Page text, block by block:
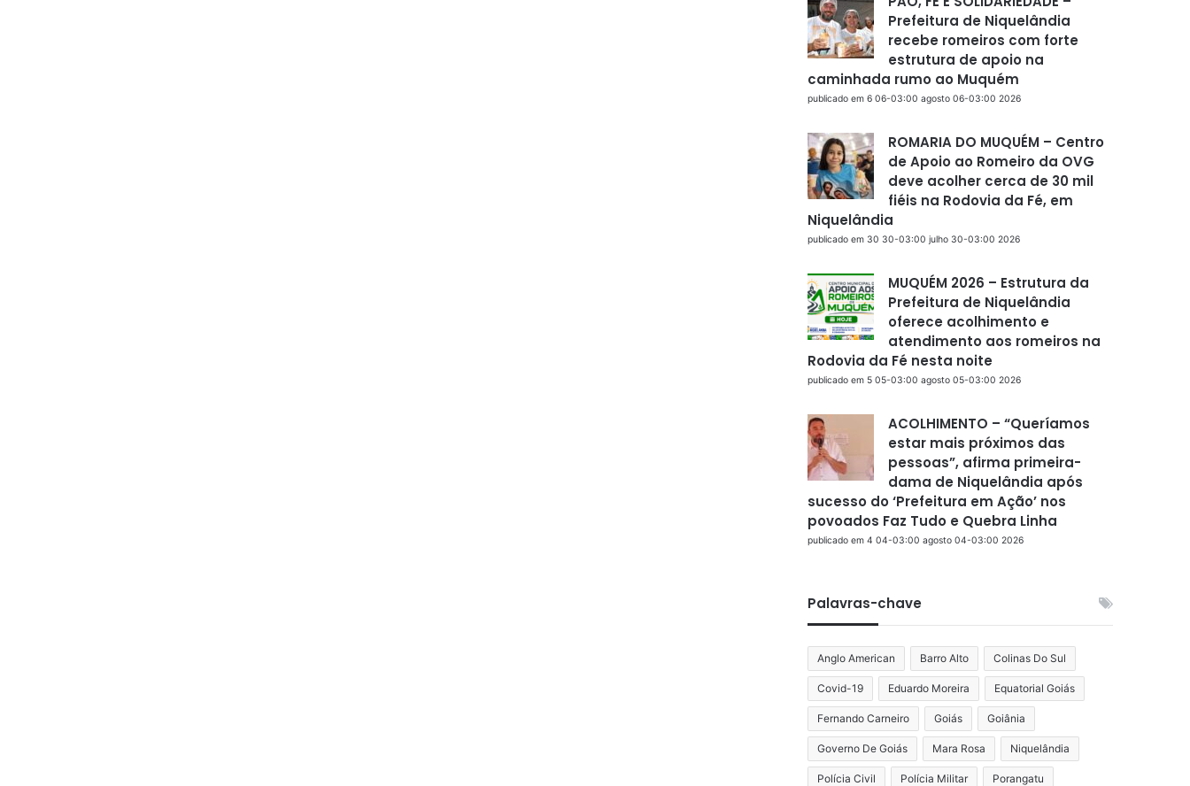
Prefeitura de Niquelândia
recebe romeiros com forte
estrutura de apoio na
caminhada rumo ao Muquém
publicado em 6 06-03:00 agosto 06-03:00 2026
ROMARIA DO MUQUÉM – Centro
de Apoio ao Romeiro da OVG
deve acolher cerca de 30 mil
fiéis na Rodovia da Fé, em
Niquelândia
publicado em 30 30-03:00 julho 30-03:00 2026
MUQUÉM 2026 – Estrutura da
Prefeitura de Niquelândia
oferece acolhimento e
atendimento aos romeiros na
Rodovia da Fé nesta noite
publicado em 5 05-03:00 agosto 05-03:00 2026
ACOLHIMENTO – “Queríamos
estar mais próximos das
pessoas”, afirma primeira-
dama de Niquelândia após
sucesso do ‘Prefeitura em Ação’ nos
povoados Faz Tudo e Quebra Linha
publicado em 4 04-03:00 agosto 04-03:00 2026
Palavras-chave
Anglo American Barro Alto Colinas Do Sul
Covid-19 Eduardo Moreira Equatorial Goiás
Fernando Carneiro Goiás Goiânia
Governo De Goiás Mara Rosa Niquelândia
Polícia Civil Polícia Militar Porangatu